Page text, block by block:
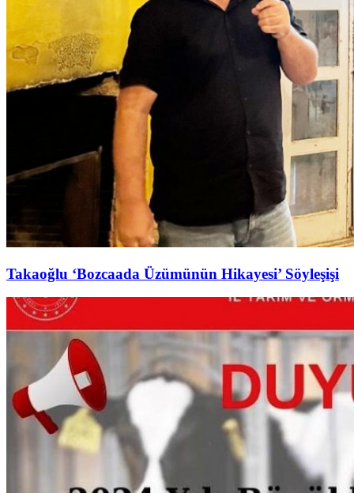
Takaoğlu ‘Bozcaada Üzümünün Hikayesi’ Söyleşişi